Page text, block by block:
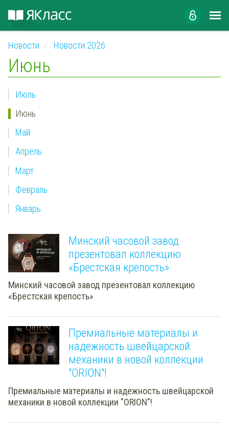
Новости Новости 2026
Июнь
Июль
Июнь
Май
Апрель
Март
Февраль
Январь
Минский часовой завод
презентовал коллекцию
«Брестская крепость»
Минский часовой завод презентовал коллекцию
«Брестская крепость»
Премиальные материалы и
надежность швейцарской
механики в новой коллекции
"ORION"!
Премиальные материалы и надежность швейцарской
механики в новой коллекции "ORION"!